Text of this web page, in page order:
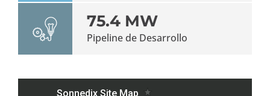
75.4 MW
Pipeline de Desarrollo